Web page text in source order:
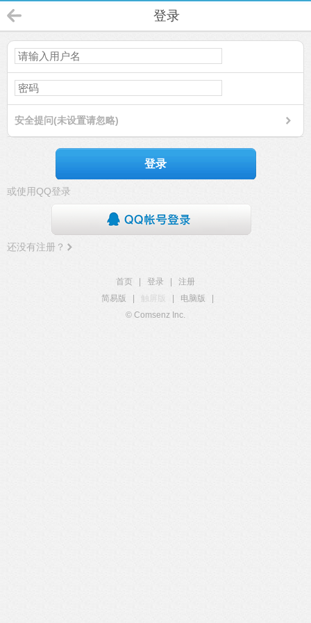
登录
安全提问(未设置请忽略)
登录
或使用QQ登录
还没有注册？
首页 登录
注册
简易版
触屏版 电脑版
© Comsenz Inc.